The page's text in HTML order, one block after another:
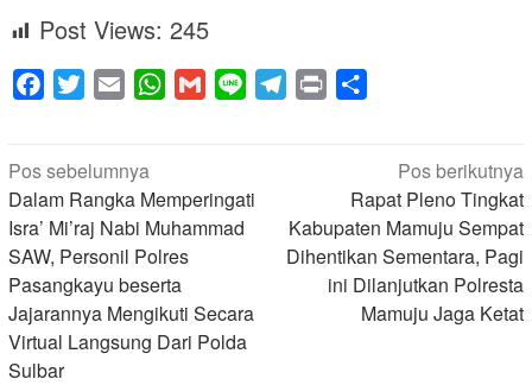
Post Views: 245
Facebook
Twitter Email WhatsApp
Gmail Line Telegram
Print
Navigasi
pos
Pos sebelumnya
Dalam Rangka Memperingati
Isra’ Mi’raj Nabi Muhammad
SAW, Personil Polres
Pasangkayu beserta
Jajarannya Mengikuti Secara
Virtual Langsung Dari Polda
Sulbar
Pos berikutnya
Rapat Pleno Tingkat
Kabupaten Mamuju Sempat
Dihentikan Sementara, Pagi
ini Dilanjutkan Polresta
Mamuju Jaga Ketat